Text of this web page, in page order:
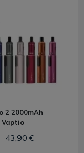
2 2000mAh
Vaptio
43,90 €